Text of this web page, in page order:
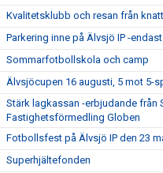
Kvalitetsklubb och resan från
Parkering inne på Älvsjö IP -
Sommarfotbollskola och camp
Älvsjöcupen 16 augusti, 5 mot 5-
Stärk lagkassan -erbjudande från
Fastighetsförmedling Globen
Fotbollsfest på Älvsjö IP den 23
Superhjältefonden